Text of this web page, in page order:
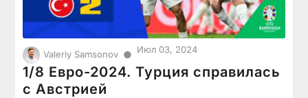
Valeriy Samsonov ● Июл 03, 2024
1/8 Евро-2024. Турция справилась
с Австрией